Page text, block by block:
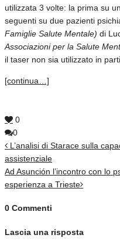
utilizzata 3 volte: la prima su
seguenti su due pazienti
Famiglie Salute Mentale) di
Associazioni per la Salute
il taser non sia utilizzato in
[continua…]
0
0
L’analisi di Starace sulla
assistenziale
Ad Asunción l’incontro con lo
esperienza a Trieste
0 Commenti
Lascia una risposta